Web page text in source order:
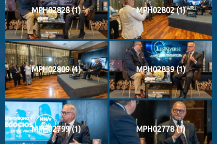
MPH02828 (1) MPH02802 (1)
MPH02809 (1) MPH02839 (1)
MPH02799 (1) MPH02778 (1)